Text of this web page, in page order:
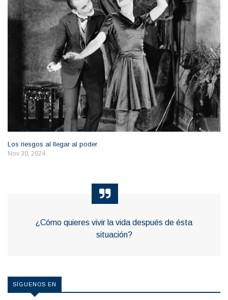
Los riesgos al llegar al poder
Nov 30, 2024
¿Cómo quieres vivir la vida después de ésta
situación?
SÍGUENOS EN